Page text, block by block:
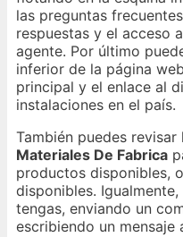
las preguntas
respuestas y el acceso
agente. Por último
inferior de la página
principal y el enlace al
instalaciones en el país.
También puedes revisar
Materiales De Fabrica
productos disponibles,
disponibles.
tengas, enviando un
escribiendo un mensaje